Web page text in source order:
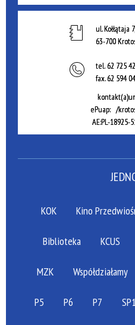
ul. Kołłątaja 7,
63-700
tel.62 725
fax.62 594
ePuap: /
AE:PL-18925-
KOK Kino
Biblioteka KCUS
MZK Współdziałamy
P5 P6 P7 SP1